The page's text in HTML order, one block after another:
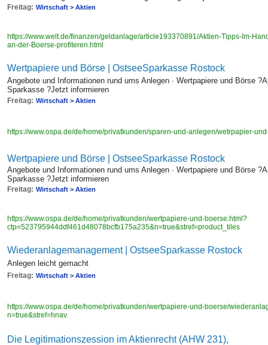
Freitag: Wirtschaft > Aktien
https://www.welt.de/finanzen/geldanlage/article193370891/Aktien-Tipps-Im-
an-der-Boerse-profiteren.html
Wertpapiere und Börse | OstseeSparkasse Rostock
Angebote und Informationen rund ums Anlegen · Wertpapiere und Börse
Sparkasse ?Jetzt informieren
Freitag: Wirtschaft > Aktien
https://www.ospa.de/de/home/privatkunden/sparen-und-anlegen/wetrpapier-
Wertpapiere und Börse | OstseeSparkasse Rostock
Angebote und Informationen rund ums Anlegen · Wertpapiere und Börse
Sparkasse ?Jetzt informieren
Freitag: Wirtschaft > Aktien
https://www.ospa.de/de/home/privatkunden/wertpapiere-und-boerse.html?
ctp=523795944ddf461d48078bcfb175a235&n=true&stref=product_tiles
Wiederanlage­management | OstseeSparkasse Rostock
Anlegen leicht gemacht
Freitag: Wirtschaft > Aktien
https://www.ospa.de/de/home/privatkunden/wertpapiere-und-boerse/
n=true&stref=hnav
Die Legitimationszession im Aktienrecht (AHW 231),